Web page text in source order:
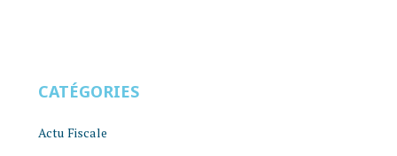
CATÉGORIES
Actu Fiscale